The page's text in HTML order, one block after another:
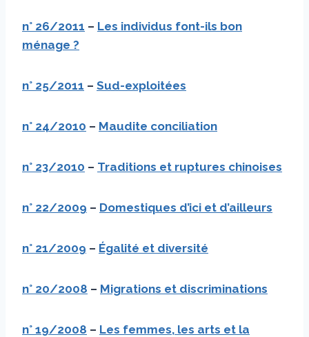
n° 26/2011 – Les individus font-ils bon
ménage ?
n° 25/2011 – Sud-exploitées
n° 24/2010 – Maudite conciliation
n° 23/2010 – Traditions et ruptures chinoises
n° 22/2009 – Domestiques d’ici et d’ailleurs
n° 21/2009 – Égalité et diversité
n° 20/2008 – Migrations et discriminations
n° 19/2008 – Les femmes, les arts et la